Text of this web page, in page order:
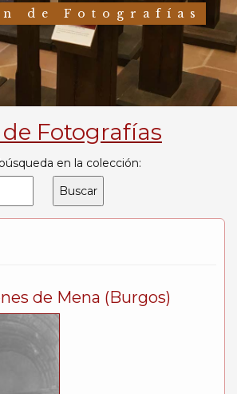
de Fotografías
Fotografías
en la colección:
de Mena (Burgos)